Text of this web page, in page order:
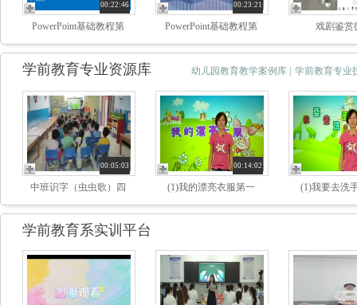
00:22:46
PowerPoint基础教程第
00:23:21
PowerPoint基础教程第 戏剧鉴赏
学前教育专业资源库 幼儿园教育教学案例库 学前教育专业
00:05:03
中班识字（虫虫歌）四
00:14:02
(1)我的漂亮衣服第一 (1)我要去洗
学前教育系实训平台